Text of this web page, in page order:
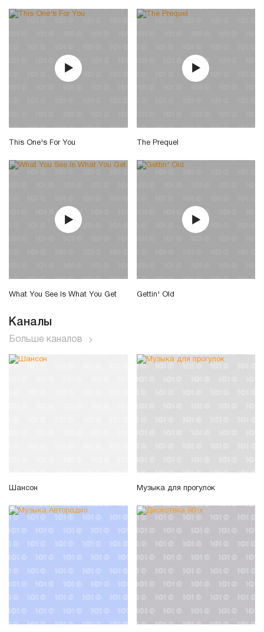
This One's For You The Prequel
What You See Is What You Get Gettin' Old
Каналы
Больше каналов
Шансон Музыка для прогулок